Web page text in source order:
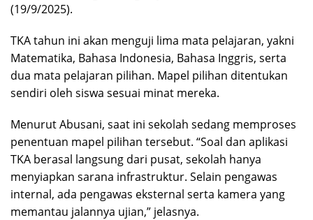
(19/9/2025).
TKA tahun ini akan menguji lima mata pelajaran, yakni
Matematika, Bahasa Indonesia, Bahasa Inggris, serta
dua mata pelajaran pilihan. Mapel pilihan ditentukan
sendiri oleh siswa sesuai minat mereka.
Menurut Abusani, saat ini sekolah sedang memproses
penentuan mapel pilihan tersebut. “Soal dan aplikasi
TKA berasal langsung dari pusat, sekolah hanya
menyiapkan sarana infrastruktur. Selain pengawas
internal, ada pengawas eksternal serta kamera yang
memantau jalannya ujian,” jelasnya.